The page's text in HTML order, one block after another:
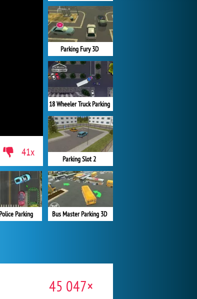
Parking Fury 3D
18 Wheeler Truck Parking
Parking Slot 2
Bus Master Parking 3D
Parking
41x
45 047×